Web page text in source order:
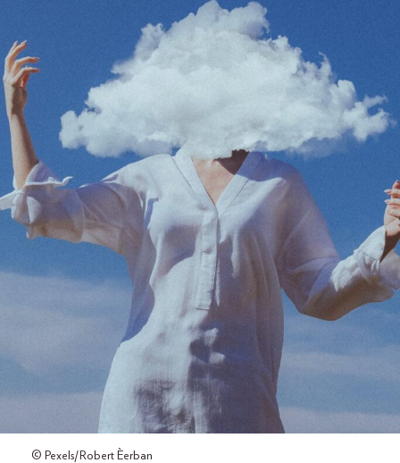
© Pexels/Robert Èerban